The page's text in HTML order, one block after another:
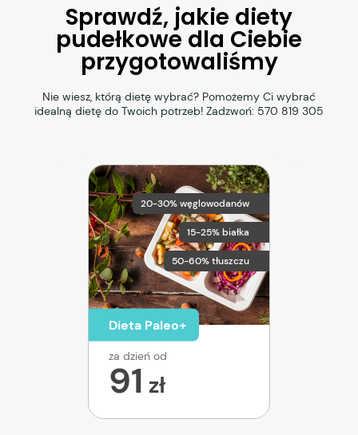
Sprawdź, jakie diety
pudełkowe dla Ciebie
przygotowaliśmy
Nie wiesz, którą dietę wybrać? Pomożemy Ci wybrać
idealną dietę do Twoich potrzeb! Zadzwoń: 570 819 305
20-30% węglowodanów
15-25% białka
50-60% tłuszczu
Dieta Paleo+
za dzień od
91 zł